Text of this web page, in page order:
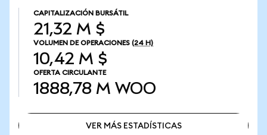
CAPITALIZACIÓN BURSÁTIL
21,32 M $
VOLUMEN DE OPERACIONES (24 H)
10,42 M $
OFERTA CIRCULANTE
1888,78 M WOO
VER MÁS ESTADÍSTICAS